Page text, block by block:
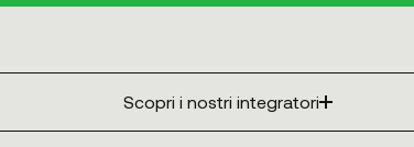
Scopri i nostri integratori